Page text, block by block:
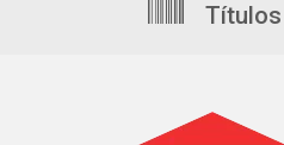
Títulos